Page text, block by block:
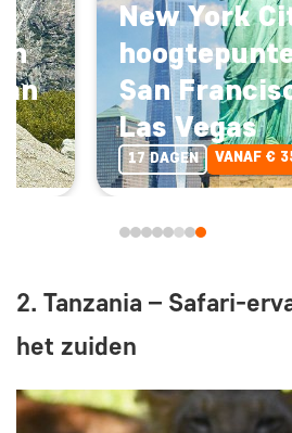
New York
San
Las Vegas
17 DAGEN VANAF €
2. Tanzania – Safari-
het zuiden